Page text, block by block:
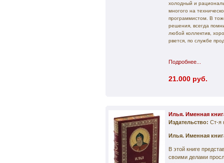
холодный и
многого на
программистом. В
решения, всегда
любой коллектив,
рвется, по службе
Подробнее...
21.000 руб.
Илья. Именная
Издательство: Ст-я
Илья. Именная
В этой книге
своими делами